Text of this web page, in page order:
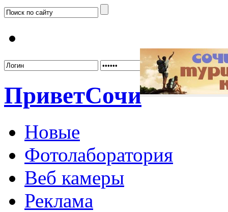
ПриветСочи
Новые
Фотолаборатория
Веб камеры
Реклама